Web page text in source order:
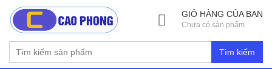
Tìm kiếm
GIỎ HÀNG CỦA BẠN
Chưa có sản phẩm